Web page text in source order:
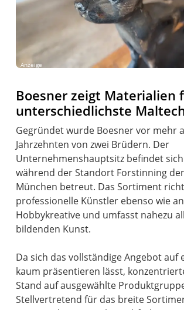
Anzeige
Boesner zeigt Materialien
unterschiedlichste
Gegründet wurde Boesner vor mehr
Jahrzehnten von zwei Brüdern. Der
Unternehmenshauptsitz befindet
während der Standort Forstinning
München betreut. Das Sortiment
professionelle Künstler ebenso wie
Hobbykreative und umfasst nahezu
bildenden Kunst.
Da sich das vollständige Angebot auf
kaum präsentieren lässt,
Stand auf ausgewählte
Stellvertretend für das breite